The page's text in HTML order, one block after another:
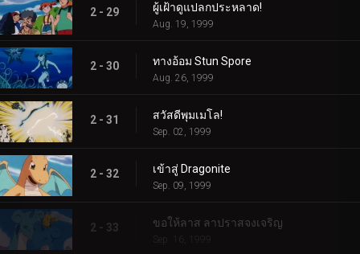
2 - 29 ผู้เฝ้าดูแปลกประหลาด!
Aug. 19, 1999
2 - 30 ทางอ้อม Stun Spore
Aug. 26, 1999
2 - 31 สวัสดีพุมเมโล!
Sep. 02, 1999
2 - 32 เข้าสู่ Dragonite
Sep. 09, 1999
2 - 33 ขอให้ลาส ลาปราสจงเจริญ
Sep. 16, 1999